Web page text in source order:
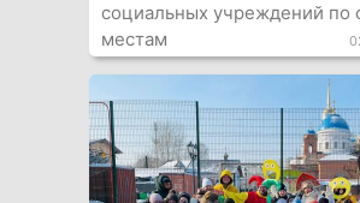
социальных учреждений по
местам